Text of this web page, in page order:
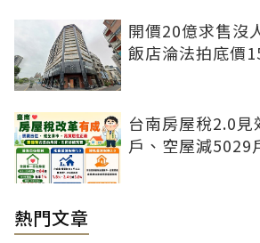
開價20億求售沒
飯店淪法拍底價
台南房屋稅2.0
戶、空屋減5029
熱門文章